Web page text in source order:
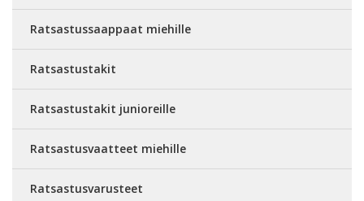
Ratsastussaappaat miehille
Ratsastustakit
Ratsastustakit junioreille
Ratsastusvaatteet miehille
Ratsastusvarusteet